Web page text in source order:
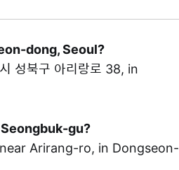
dong, Seoul?
성북구 아리랑로 38, in
gu?
near Arirang-ro, in Dongseon-